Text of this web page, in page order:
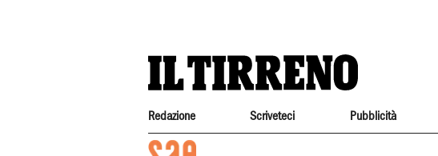
Redazione Scriveteci Pubblicità